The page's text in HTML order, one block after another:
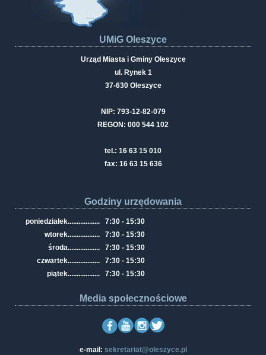
UMiG Oleszyce
Urząd Miasta i Gminy Oleszyce
ul. Rynek 1
37-630 Oleszyce
NIP: 793-12-82-079
REGON: 000 544 102
tel.: 16 63 15 010
fax: 16 63 15 636
Godziny urzędowania
poniedziałek..................
7:30 - 15:30
wtorek..................
7:30 - 15:30
środa..................
7:30 - 15:30
czwartek..................
7:30 - 15:30
piątek.................. 7:30 - 15:30
Media społecznościowe
e-mail: sekretariat@oleszyce.pl